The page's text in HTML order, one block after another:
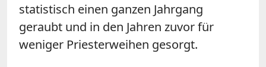
statistisch einen ganzen Jahrgang
geraubt und in den Jahren zuvor für
weniger Priesterweihen gesorgt.